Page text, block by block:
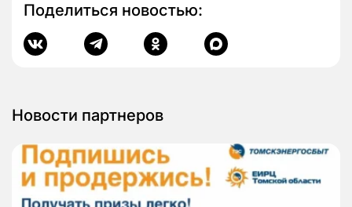
Поделиться новостью:
Новости партнеров